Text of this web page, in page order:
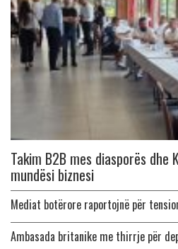
Takim B2B mes diasporës dhe
mundësi biznesi
Mediat botërore raportojnë për
Ambasada britanike me thirrje për